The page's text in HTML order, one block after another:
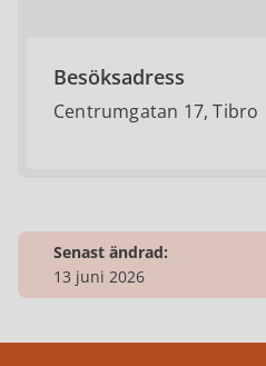
Besöksadress
Centrumgatan 17, Tibro
Senast ändrad:
13 juni 2026